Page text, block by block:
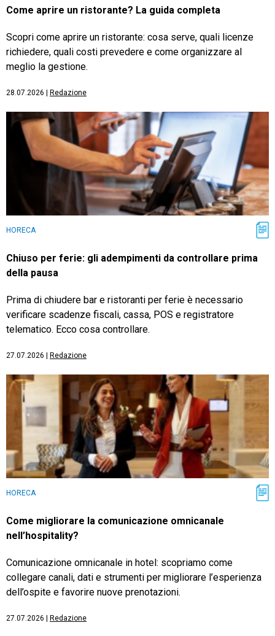
Come aprire un ristorante? La guida completa
Scopri come aprire un ristorante: cosa serve, quali licenze
richiedere, quali costi prevedere e come organizzare al
meglio la gestione.
28.07.2026 Redazione
HORECA
Chiuso per ferie: gli adempimenti da controllare prima
della pausa
Prima di chiudere bar e ristoranti per ferie è necessario
verificare scadenze fiscali, cassa, POS e registratore
telematico. Ecco cosa controllare.
27.07.2026 Redazione
HORECA
Come migliorare la comunicazione omnicanale
nell’hospitality?
Comunicazione omnicanale in hotel: scopriamo come
collegare canali, dati e strumenti per migliorare l’esperienza
dell’ospite e favorire nuove prenotazioni.
27.07.2026 Redazione